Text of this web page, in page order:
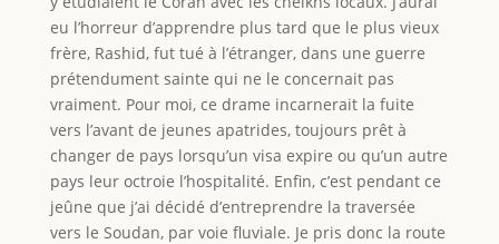
eu l’horreur d’apprendre plus tard que le plus vieux
frère, Rashid, fut tué à l’étranger, dans une guerre
prétendument sainte qui ne le concernait pas
vraiment. Pour moi, ce drame incarnerait la fuite
vers l’avant de jeunes apatrides, toujours prêt à
changer de pays lorsqu’un visa expire ou qu’un autre
pays leur octroie l’hospitalité. Enfin, c’est pendant ce
jeûne que j’ai décidé d’entreprendre la traversée
vers le Soudan, par voie fluviale. Je pris donc la route